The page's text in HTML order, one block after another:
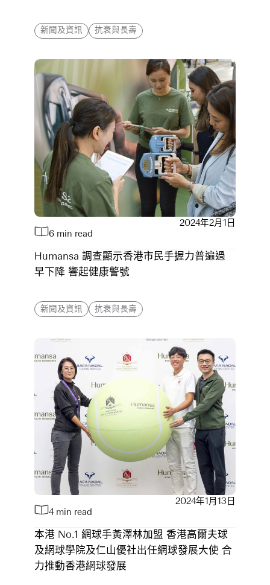
新聞及資訊 抗衰與長壽
6 min read
2024年2月1日
Humansa 調查顯示香港市民手握力普遍過
早下降 響起健康警號
新聞及資訊 抗衰與長壽
4 min read
2024年1月13日
本港 No.1 網球手黃澤林加盟 香港高爾夫球
及網球學院及仁山優社出任網球發展大使 合
力推動香港網球發展